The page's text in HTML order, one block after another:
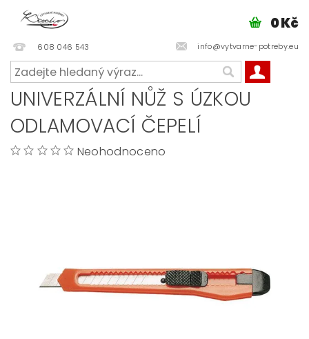
608 046 543 info@vytvarne-potreby.eu
0 Kč
UNIVERZÁLNÍ NŮŽ S ÚZKOU
ODLAMOVACÍ ČEPELÍ
Neohodnoceno